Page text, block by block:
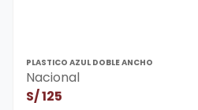
PLASTICO AZUL DOBLE ANCHO
Nacional
S/125